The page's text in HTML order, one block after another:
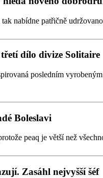
nabídne patřičně
dílo divize Solitaire
posledním
Boleslavi
peaq je větší než
Zasáhl nejvyšší šéf